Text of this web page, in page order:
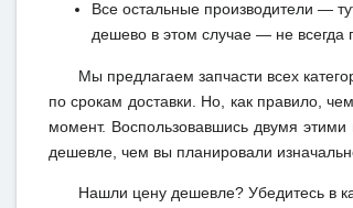
Все остальные производители —
дешево в этом случае — не всегда
Мы предлагаем запчасти всех
по срокам доставки. Но, как правило,
момент. Воспользовавшись двумя
дешевле, чем вы планировали
Нашли цену дешевле? Убедитесь в